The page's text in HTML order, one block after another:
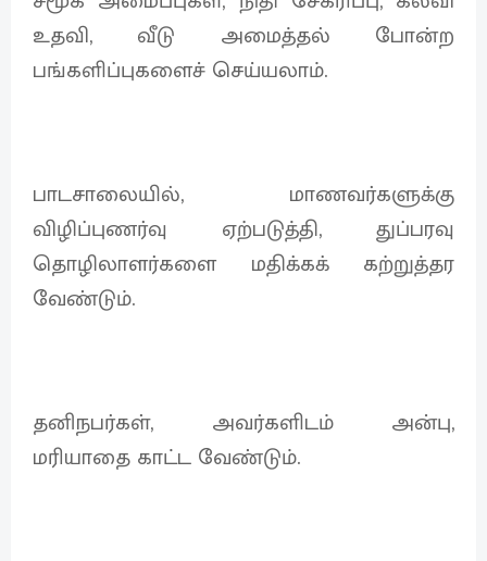
உதவி, வீடு அமைத்தல் போன்ற
பங்களிப்புகளைச் செய்யலாம்.
பாடசாலையில், மாணவர்களுக்கு
விழிப்புணர்வு ஏற்படுத்தி, துப்பரவு
தொழிலாளர்களை மதிக்கக் கற்றுத்தர
வேண்டும்.
தனிநபர்கள், அவர்களிடம் அன்பு,
மரியாதை காட்ட வேண்டும்.